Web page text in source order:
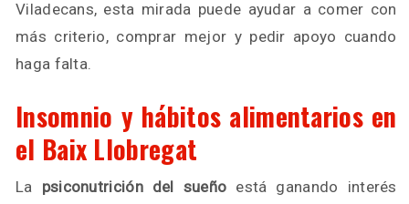
Viladecans, esta mirada puede ayudar a comer con
más criterio, comprar mejor y pedir apoyo cuando
haga falta.
Insomnio y hábitos alimentarios en
el Baix Llobregat
La psiconutrición del sueño está ganando interés